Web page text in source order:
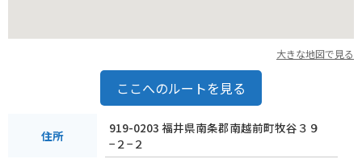
大きな地図で見る
ここへのルートを見る
住所
919-0203 福井県南条郡南越前町牧谷３９
−２−２